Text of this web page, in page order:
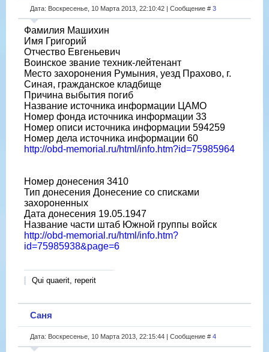
Дата: Воскресенье, 10 Марта 2013, 22:10:42 | Сообщение # 3
Фамилия Машихин
Имя Григорий
Отчество Евгеньевич
Воинское звание техник-лейтенант
Место захоронения Румыния, уезд Прахово, г.
Синая, гражданское кладбище
Причина выбытия погиб
Название источника информации ЦАМО
Номер фонда источника информации 33
Номер описи источника информации 594259
Номер дела источника информации 60
http://obd-memorial.ru/html/info.htm?id=75985964
Номер донесения 3410
Тип донесения Донесение со списками
захороненных
Дата донесения 19.05.1947
Название части штаб Южной группы войск
http://obd-memorial.ru/html/info.htm?
id=75985938&page=6
Qui quaerit, reperit
Саня
Дата: Воскресенье, 10 Марта 2013, 22:15:44 | Сообщение # 4